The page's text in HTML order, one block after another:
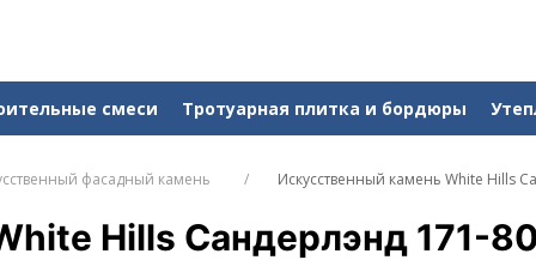
смеси Тротуарная плитка и бордюры
фасадный камень Искусственный камень White Hills
Hills Сандерлэнд 171-80